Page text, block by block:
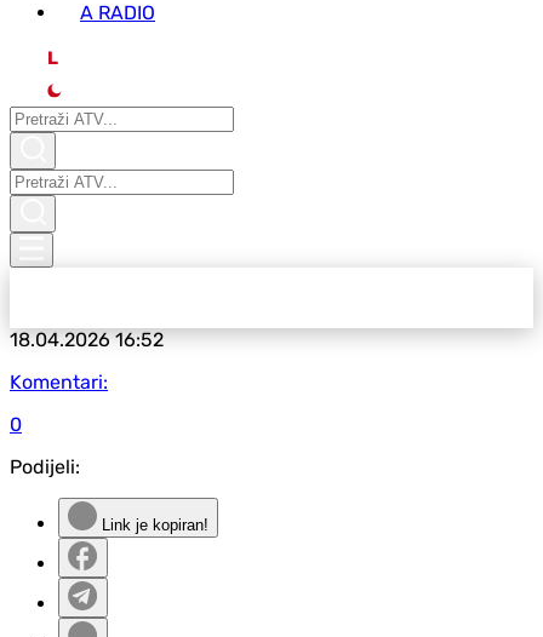
A RADIO
L
18.04.202616:52
Komentari:
0
Podijeli:
Link je kopiran!